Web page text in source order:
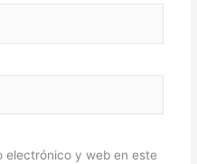
electrónico y web en este